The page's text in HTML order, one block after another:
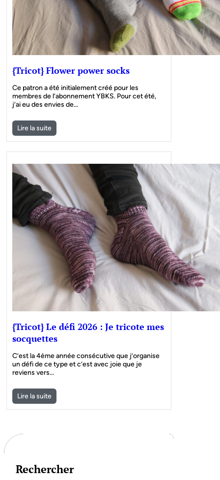
{Tricot} Flower power socks
Ce patron a été initialement créé pour les
membres de l’abonnement YBKS. Pour cet été,
j’ai eu des envies de…
Lire la suite
{Tricot} Le défi 2026 : Je tricote mes
socquettes
C’est la 4ème année consécutive que j’organise
un défi de ce type et c’est avec joie que je
reviens vers…
Lire la suite
Rechercher